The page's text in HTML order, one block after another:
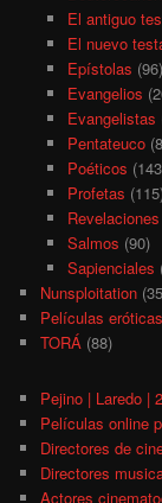
El antiguo
El nuevo
Epístolas (96)
Evangelios
Evangelistas
Pentateuco
Poéticos
Profetas
Revelaciones
Salmos (90)
Sapienciales
Nunsploitation
Películas eróticas
TORÁ (88)
Pejino | Laredo |
Películas online
Directores de
Directores
Actores